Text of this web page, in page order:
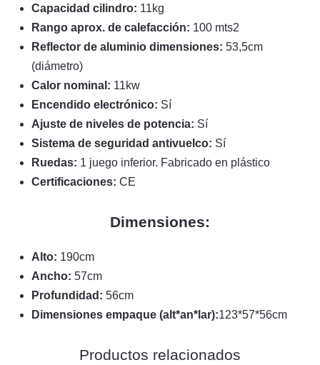
Capacidad cilindro: 11kg
Rango aprox. de calefacción: 100 mts2
Reflector de aluminio dimensiones: 53,5cm
(diámetro)
Calor nominal: 11kw
Encendido electrónico: Sí
Ajuste de niveles de potencia: Sí
Sistema de seguridad antivuelco: Sí
Ruedas: 1 juego inferior. Fabricado en plástico
Certificaciones: CE
Dimensiones:
Alto: 190cm
Ancho: 57cm
Profundidad: 56cm
Dimensiones empaque (alt*an*lar):123*57*56cm
Productos relacionados